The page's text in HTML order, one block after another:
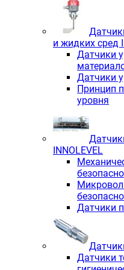
и жидких сред
Датчики
Датчики
Принцип
уровня
INNOLEVEL
Датчики
Датчики